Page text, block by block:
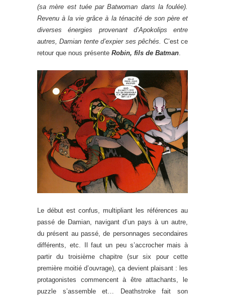
(sa mère est tuée par Batwoman dans la foulée).
Revenu à la vie grâce à la ténacité de son père et
diverses énergies provenant d’Apokolips entre
autres, Damian tente d’expier ses pêchés.
C’est ce
retour que nous présente Robin, fils de Batman
Le début est confus, multipliant les références au
passé de Damian, navigant d’un pays à un autre,
du présent au passé, de personnages secondaires
différents, etc. Il faut un peu s’accrocher mais à
partir du troisième chapitre (sur six pour cette
première moitié d’ouvrage), ça devient plaisant : les
protagonistes commencent à être attachants, le
puzzle s’assemble et… Deathstroke fait son